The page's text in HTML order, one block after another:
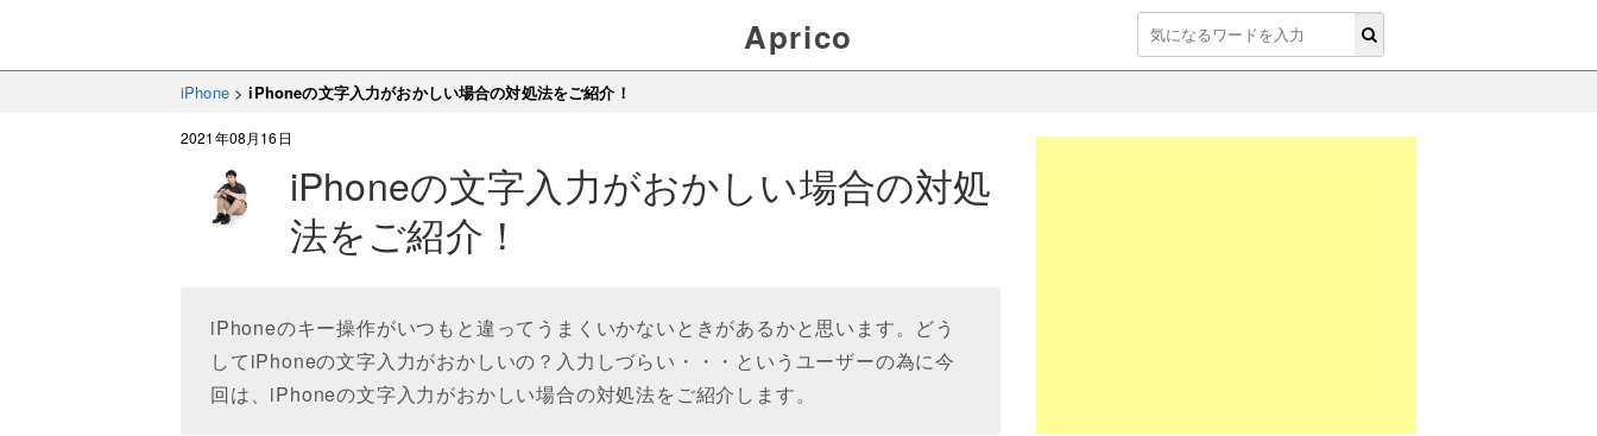
Aprico
iPhone>iPhoneの文字入力がおかしい場合の対処法をご紹介！
2021年08月16日
iPhoneの文字入力がおかしい場合の対処
法をご紹介！
iPhoneのキー操作がいつもと違ってうまくいかないときがあるかと思います。どう
してiPhoneの文字入力がおかしいの？入力しづらい・・・というユーザーの為に今
回は、iPhoneの文字入力がおかしい場合の対処法をご紹介します。